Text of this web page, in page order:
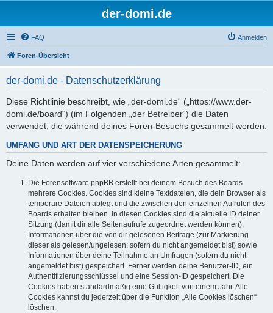
der-domi.de
FAQ Anmelden
Foren-Übersicht
der-domi.de - Datenschutzerklärung
Diese Richtlinie beschreibt, wie „der-domi.de“ („https://www.der-
domi.de/board“) (im Folgenden „der Betreiber“) die Daten
verwendet, die während deines Foren-Besuchs gesammelt werden.
UMFANG UND ART DER DATENSPEICHERUNG
Deine Daten werden auf vier verschiedene Arten gesammelt:
Die Forensoftware phpBB erstellt bei deinem Besuch des Boards
mehrere Cookies. Cookies sind kleine Textdateien, die dein Browser als
temporäre Dateien ablegt und die zwischen den einzelnen Aufrufen des
Boards erhalten bleiben. In diesen Cookies sind die aktuelle ID deiner
Sitzung (damit dir alle Seitenaufrufe zugeordnet werden können),
Informationen über die von dir gelesenen Beiträge (zur Markierung
dieser als gelesen/ungelesen; sofern du nicht angemeldet bist) sowie
Informationen über deine Teilnahme an Umfragen (sofern du nicht
angemeldet bist) gespeichert. Ferner werden deine Benutzer-ID, ein
Authentifizierungsschlüssel und eine Session-ID gespeichert. Die
Cookies haben standardmäßig eine Gültigkeit von einem Jahr. Alle
Cookies kannst du jederzeit über die Funktion „Alle Cookies löschen“
löschen.